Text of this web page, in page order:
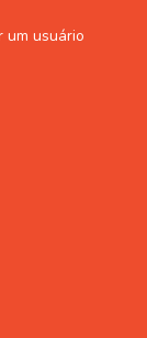
um usuário